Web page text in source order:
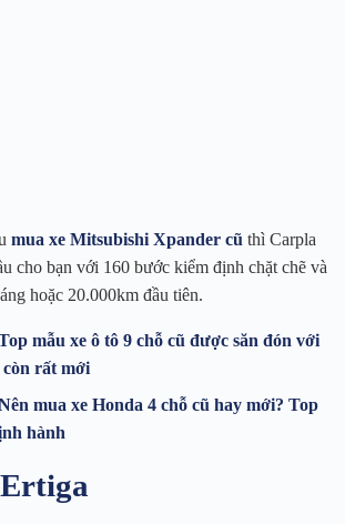
mua xe Mitsubishi Xpander cũ thì Carpla
cho bạn với 160 bước kiểm định chặt chẽ và
hoặc 20.000km đầu tiên.
mẫu xe ô tô 9 chỗ cũ được săn đón với
còn rất mới
mua xe Honda 4 chỗ cũ hay mới? Top
hành